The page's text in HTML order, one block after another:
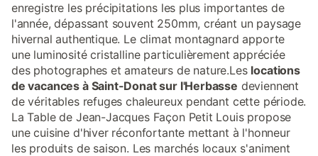
enregistre les précipitations les plus importantes de
l'année, dépassant souvent 250mm, créant un paysage
hivernal authentique. Le climat montagnard apporte
une luminosité cristalline particulièrement appréciée
des photographes et amateurs de nature.Les locations
de vacances à Saint-Donat sur l'Herbasse deviennent
de véritables refuges chaleureux pendant cette période.
La Table de Jean-Jacques Façon Petit Louis propose
une cuisine d'hiver réconfortante mettant à l'honneur
les produits de saison. Les marchés locaux s'animent